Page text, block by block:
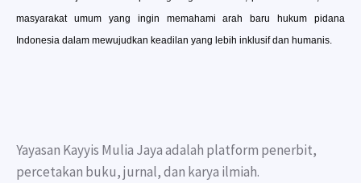
masyarakat umum yang ingin memahami arah baru hukum pidana
Indonesia dalam mewujudkan keadilan yang lebih inklusif dan humanis.
Yayasan Kayyis Mulia Jaya adalah platform penerbit,
percetakan buku, jurnal, dan karya ilmiah.